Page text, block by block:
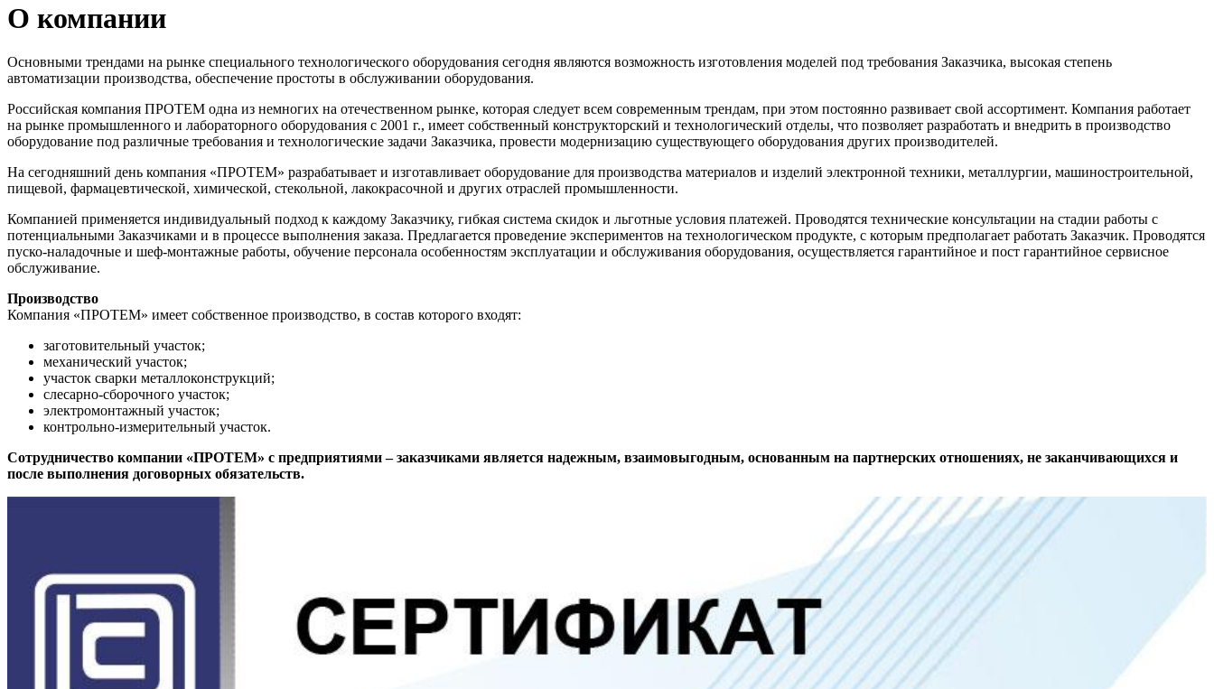
О компании
Основными трендами на рынке специального технологического оборудования сегодня являются возможность изготовления моделей под требования Заказчика, высокая степень
автоматизации производства, обеспечение простоты в обслуживании оборудования.
Российская компания ПРОТЕМ одна из немногих на отечественном рынке, которая следует всем современным трендам, при этом постоянно развивает свой ассортимент. Компания работает
на рынке промышленного и лабораторного оборудования с 2001 г., имеет собственный конструкторский и технологический отделы, что позволяет разработать и внедрить в производство
оборудование под различные требования и технологические задачи Заказчика, провести модернизацию существующего оборудования других производителей.
На сегодняшний день компания «ПРОТЕМ» разрабатывает и изготавливает оборудование для производства материалов и изделий электронной техники, металлургии, машиностроительной,
пищевой, фармацевтической, химической, стекольной, лакокрасочной и других отраслей промышленности.
Компанией применяется индивидуальный подход к каждому Заказчику, гибкая система скидок и льготные условия платежей. Проводятся технические консультации на стадии работы с
потенциальными Заказчиками и в процессе выполнения заказа. Предлагается проведение экспериментов на технологическом продукте, с которым предполагает работать Заказчик. Проводятся
пуско-наладочные и шеф-монтажные работы, обучение персонала особенностям эксплуатации и обслуживания оборудования, осуществляется гарантийное и пост гарантийное сервисное
обслуживание.
Производство
Компания «ПРОТЕМ» имеет собственное производство, в состав которого входят:
заготовительный участок;
механический участок;
участок сварки металлоконструкций;
слесарно-сборочного участок;
электромонтажный участок;
контрольно-измерительный участок.
Сотрудничество компании «ПРОТЕМ» с предприятиями – заказчиками является надежным, взаимовыгодным, основанным на партнерских отношениях, не заканчивающихся и
после выполнения договорных обязательств.